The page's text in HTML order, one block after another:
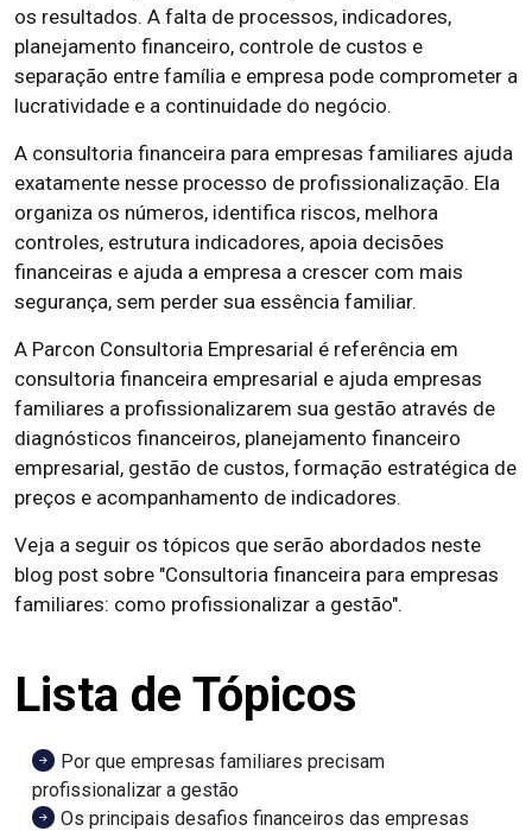
os resultados. A falta de processos, indicadores,
planejamento financeiro, controle de custos e
separação entre família e empresa pode comprometer a
lucratividade e a continuidade do negócio.
A consultoria financeira para empresas familiares ajuda
exatamente nesse processo de profissionalização. Ela
organiza os números, identifica riscos, melhora
controles, estrutura indicadores, apoia decisões
financeiras e ajuda a empresa a crescer com mais
segurança, sem perder sua essência familiar.
A Parcon Consultoria Empresarial é referência em
consultoria financeira empresarial e ajuda empresas
familiares a profissionalizarem sua gestão através de
diagnósticos financeiros, planejamento financeiro
empresarial, gestão de custos, formação estratégica de
preços e acompanhamento de indicadores.
Veja a seguir os tópicos que serão abordados neste
blog post sobre "Consultoria financeira para empresas
familiares: como profissionalizar a gestão".
Lista de Tópicos
Por que empresas familiares precisam
profissionalizar a gestão
Os principais desafios financeiros das empresas